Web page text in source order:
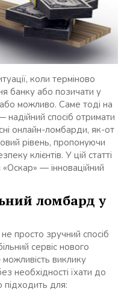
коли терміново
банку або позичати у
можливо. Саме тоді на
спосіб отримати
онлайн-ломбарди, як-от
рівень, пропонуючи
клієнтів. У цій статті
— інноваційний
ломбард у
просто зручний спосіб
сервіс нового
виклику
необхідності їхати до
підходить для: